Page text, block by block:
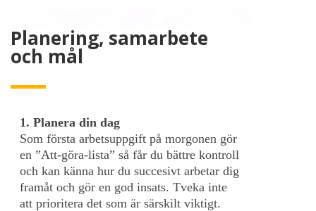
Planering, samarbete
och mål
1. Planera din dag
Som första arbetsuppgift på morgonen gör
en ”Att-göra-lista” så får du bättre kontroll
och kan känna hur du succesivt arbetar dig
framåt och gör en god insats. Tveka inte
att prioritera det som är särskilt viktigt.